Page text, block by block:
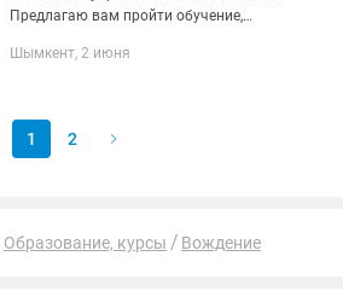
Предлагаю вам пройти обучение,
уверенно управлять автомобилем👍🏻
Шымкент, 2 июня
1 2
Образование, курсы Вождение